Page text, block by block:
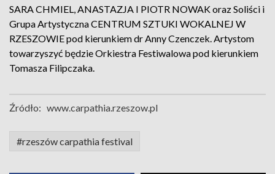
SARA CHMIEL, ANASTAZJA I PIOTR NOWAK oraz Soliści i
Grupa Artystyczna CENTRUM SZTUKI WOKALNEJ W
RZESZOWIE pod kierunkiem dr Anny Czenczek. Artystom
towarzyszyć będzie Orkiestra Festiwalowa pod kierunkiem
Tomasza Filipczaka.
Źródło: www.carpathia.rzeszow.pl
#rzeszów carpathia festival